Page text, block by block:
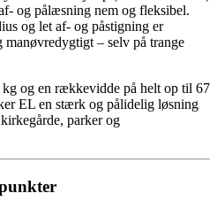
og pålæsning nem og fleksibel.
og let af- og påstigning er
– selv på trange
og en rækkevidde på helt op til 67
EL en stærk og pålidelig løsning
parker og